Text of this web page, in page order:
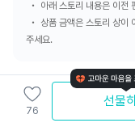
아래 스토리 내용은 이전
상품 금액은 스토리 상이
주세요.
76
선물